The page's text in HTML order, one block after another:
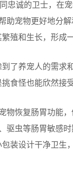
忠诚的卫士，在
助宠物更好地分
殖和生长，形成
了养宠人的需求
食怪也能欣然接受
物恢复肠胃功能
驱虫等肠胃敏感
装设计干净卫生